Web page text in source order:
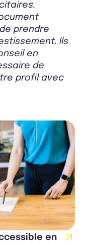
prendre
Ils
en
de
profil avec
en